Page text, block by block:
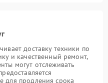
доставку техники по
и качественный ремонт,
могут отслеживать
для продления срока